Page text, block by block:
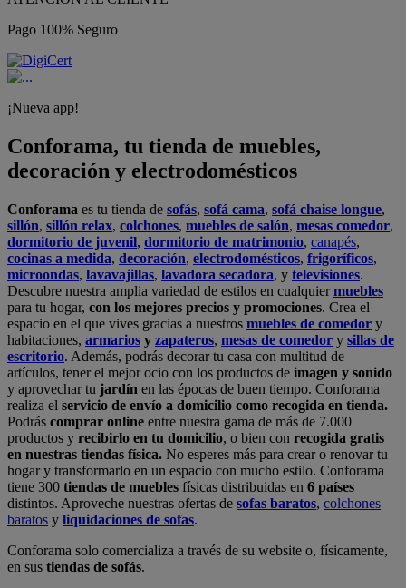
Pago 100% Seguro
¡Nueva app!
Conforama, tu tienda de muebles,
decoración y electrodomésticos
Conforama es tu tienda de sofás, sofá cama, sofá chaise longue,
sillón, sillón relax, colchones, muebles de salón, mesas comedor,
dormitorio de juvenil, dormitorio de matrimonio, canapés,
cocinas a medida, decoración, electrodomésticos, frigoríficos,
microondas, lavavajillas, lavadora secadora, y televisiones.
Descubre nuestra amplia variedad de estilos en cualquiermuebles
para tu hogar, con los mejores precios y promociones. Crea el
espacio en el que vives gracias a nuestros muebles de comedor y
habitaciones, armarios y zapateros, mesas de comedor y sillas de
escritorio. Además, podrás decorar tu casa con multitud de
artículos, tener el mejor ocio con los productos de imagen y sonido
y aprovechar tu jardín en las épocas de buen tiempo. Conforama
realiza el servicio de envío a domicilio como recogida en tienda.
Podrás comprar online entre nuestra gama de más de 7.000
productos y recibirlo en tu domicilio, o bien con recogida gratis
en nuestras tiendas física. No esperes más para crear o renovar tu
hogar y transformarlo en un espacio con mucho estilo. Conforama
tiene 300 tiendas de muebles físicas distribuidas en 6 países
distintos. Aproveche nuestras ofertas de sofas baratos, colchones
baratos y liquidaciones de sofas.
Conforama solo comercializa a través de su website o, físicamente,
en sus tiendas de sofás.